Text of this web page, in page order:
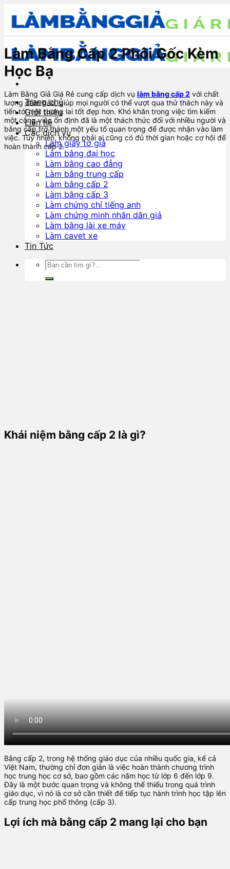
content
Trang chủ
Giới thiệu
Liên hệ
Các dịch vụ
Làm giấy tờ giả
Làm bằng đại học
Làm bằng cao đẳng
Làm bằng trung cấp
Làm bằng cấp 2
Làm bằng cấp 3
Làm chứng chỉ tiếng anh
Làm chứng minh nhân dân giả
Làm bằng lài xe máy
Làm cavet xe
Tin Tức
Làm Bằng Cấp 2 Phôi Gốc Kèm
Học Bạ
Làm Bằng Giả Giá Rẻ cung cấp dịch vụ làm bằng cấp 2 với chất
lượng đảm bảo, giúp mọi người có thể vượt qua thử thách này và
tiến tới một tương lai tốt đẹp hơn. Khó khăn trong việc tìm kiếm
một công việc ổn định đã là một thách thức đối với nhiều người và
bằng cấp trở thành một yếu tố quan trọng để được nhận vào làm
việc. Tuy nhiên, không phải ai cũng có đủ thời gian hoặc cơ hội để
hoàn thành cấp 2.
Khái niệm bằng cấp 2 là gì?
Bằng cấp 2, trong hệ thống giáo dục của nhiều quốc gia, kể cả
Việt Nam, thường chỉ đơn giản là việc hoàn thành chương trình
học trung học cơ sở, bao gồm các năm học từ lớp 6 đến lớp 9.
Đây là một bước quan trọng và không thể thiếu trong quá trình
giáo dục, vì nó là cơ sở cần thiết để tiếp tục hành trình học tập lên
cấp trung học phổ thông (cấp 3).
Lợi ích mà bằng cấp 2 mang lại cho bạn